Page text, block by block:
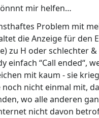
mir helfen…
Problem mit
die Anzeige für den
zu H oder schlechter
“Call ended“,
mit kaum - sie
nicht einmal mit,
wo alle anderen
nicht davon